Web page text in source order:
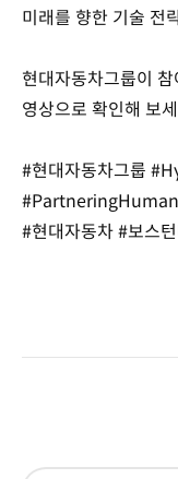
미래를 향한 기술 전
현대자동차그룹이
영상으로 확인해 보
#현대자동차그룹
#현대자동차 #보스